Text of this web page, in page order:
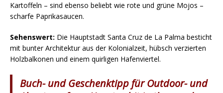
Kartoffeln – sind ebenso beliebt wie rote und grüne Mojos –
scharfe Paprikasaucen.
Sehenswert: Die Hauptstadt Santa Cruz de La Palma besticht
mit bunter Architektur aus der Kolonialzeit, hübsch verzierten
Holzbalkonen und einem quirligen Hafenviertel.
Buch- und Geschenktipp für Outdoor- und